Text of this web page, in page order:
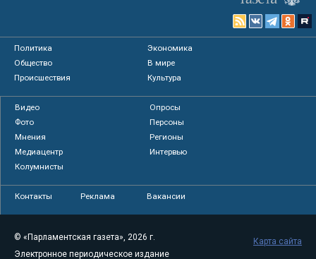
Политика
Экономика
Общество
В мире
Происшествия
Культура
Видео
Опросы
Фото
Персоны
Мнения
Регионы
Медиацентр
Интервью
Колумнисты
Контакты Реклама Вакансии
© «Парламентская газета», 2026 г.
Электронное периодическое издание
Карта сайта